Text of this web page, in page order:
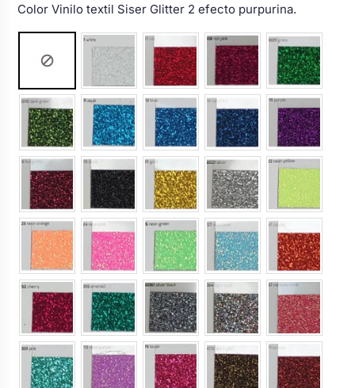
Color Vinilo textil Siser Glitter 2 efecto purpurina.